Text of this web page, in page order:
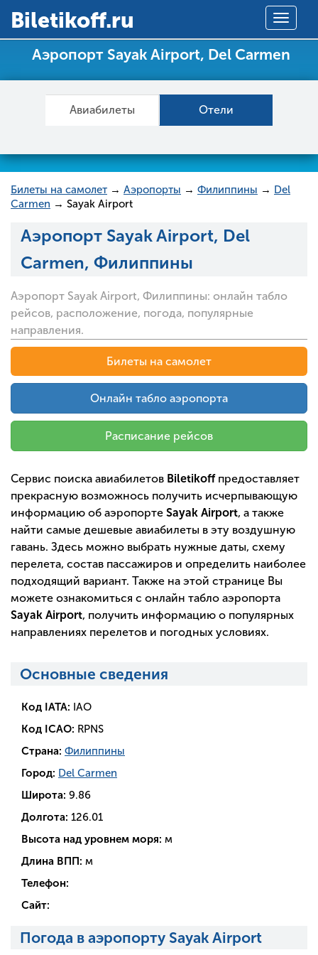
Toggle
Вiletikoff.ru
Аэропорт Sayak Airport, Del Carmen
Авиабилеты Отели
Билеты на самолет → Аэропорты → Филиппины → Del
Carmen → Sayak Airport
Аэропорт Sayak Airport, Del
Carmen, Филиппины
Аэропорт Sayak Airport, Филиппины: онлайн табло
рейсов, расположение, погода, популярные
направления.
Билеты на самолет
Онлайн табло аэропорта
Расписание рейсов
Сервис поиска авиабилетов Biletikoffпредоставляет
прекрасную возможнось получить исчерпывающую
информацию об аэропорте Sayak Airport, а также
найти самые дешевые авиабилеты в эту воздушную
гавань. Здесь можно выбрать нужные даты, схему
перелета, состав пассажиров и определить наиболее
подходящий вариант. Также на этой странице Вы
можете ознакомиться с онлайн табло аэропорта
Sayak Airport, получить информацию о популярных
направлениях перелетов и погодных условиях.
Основные сведения
Код IATA: IAO
Код ICAO: RPNS
Страна: Филиппины
Город: Del Carmen
Широта: 9.86
Долгота: 126.01
Высота над уровнем моря: м
Длина ВПП: м
Телефон:
Сайт:
Погода в аэропорту Sayak Airport